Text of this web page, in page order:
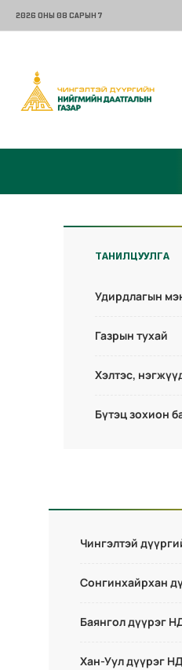
2026 ОНЫ 08 САРЫН 7
ТАНИЛЦУУЛГА
Удирдлагын
Газрын тухай
Хэлтэс,
Бүтэц зохион
Чингэлтэй
Сонгинхайрхан
Баянгол дүүрэг
Хан-Уул дүүрэг